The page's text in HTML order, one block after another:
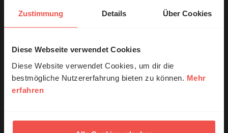
Zustimmung Details Über Cookies
Diese Webseite verwendet Cookies
Diese Website verwendet Cookies, um dir die
bestmögliche Nutzererfahrung bieten zu können. Mehr
erfahren
E-Mail:
Kommentar:
© Ruth Schneider / ERF